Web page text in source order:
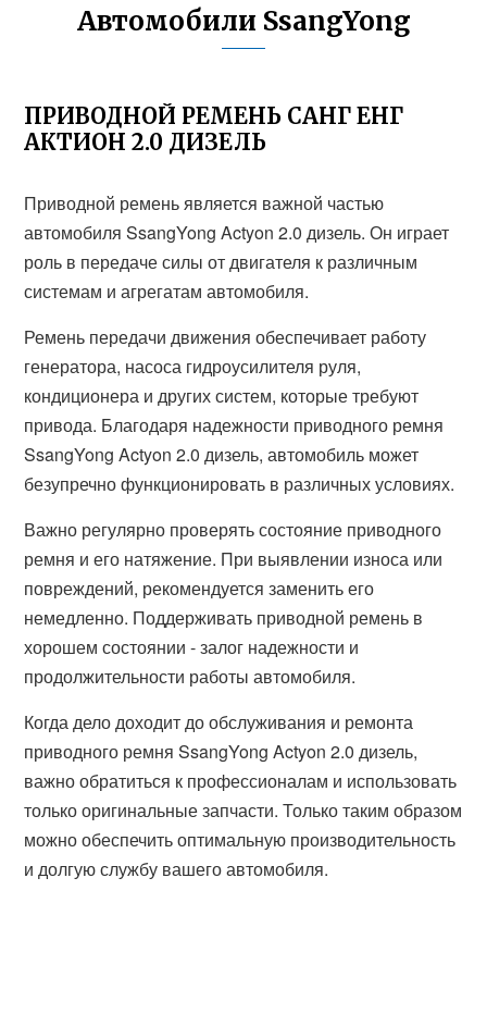
Автомобили SsangYong
ПРИВОДНОЙ РЕМЕНЬ САНГ ЕНГ
АКТИОН 2.0 ДИЗЕЛЬ
Приводной ремень является важной частью
автомобиля SsangYong Actyon 2.0 дизель. Он играет
роль в передаче силы от двигателя к различным
системам и агрегатам автомобиля.
Ремень передачи движения обеспечивает работу
генератора, насоса гидроусилителя руля,
кондиционера и других систем, которые требуют
привода. Благодаря надежности приводного ремня
SsangYong Actyon 2.0 дизель, автомобиль может
безупречно функционировать в различных условиях.
Важно регулярно проверять состояние приводного
ремня и его натяжение. При выявлении износа или
повреждений, рекомендуется заменить его
немедленно. Поддерживать приводной ремень в
хорошем состоянии - залог надежности и
продолжительности работы автомобиля.
Когда дело доходит до обслуживания и ремонта
приводного ремня SsangYong Actyon 2.0 дизель,
важно обратиться к профессионалам и использовать
только оригинальные запчасти. Только таким образом
можно обеспечить оптимальную производительность
и долгую службу вашего автомобиля.